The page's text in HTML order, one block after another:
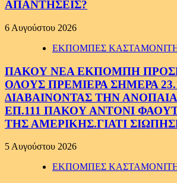
ΑΠΑΝΤΗΣΕΙΣ?
6 Αυγούστου 2026
ΕΚΠΟΜΠΕΣ
ΠΑΚΟΥ ΝΕΑ ΕΚΠΟΜΠΗ
ΟΛΟΥΣ ΠΡΕΜΙΕΡΑ ΣΗΜΕΡΑ
ΔΙΑΒΑΙΝΟΝΤΑΣ ΤΗΝ ΑΝΟΠΑΙΑ
ΕΠ.111 ΠΑΚΟΥ ΑΝΤΟΝΙ
ΤΗΣ ΑΜΕΡΙΚΗΣ.ΓΙΑΤΙ
5 Αυγούστου 2026
ΕΚΠΟΜΠΕΣ